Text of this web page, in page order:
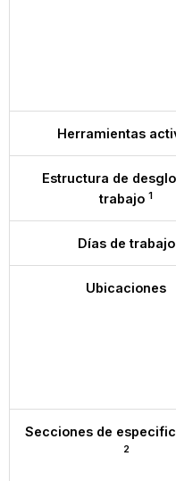
Herramientas
Estructura de
trabajo1
Días de trabajo
Ubicaciones
Secciones de
2